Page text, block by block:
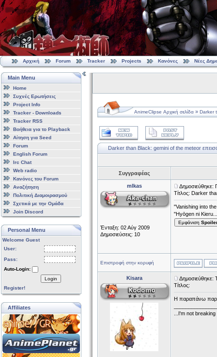
Αρχική Forum Tracker Projects Κανόνες Νέες
Main Menu
Home
Συχνές Ερωτήσεις
Project Info
Tracker - Downloads
Tracker RSS
Βοήθεια για το Playback
Αίτηση για Seed
Forum
English Forum
Irc Chat
Web radio
Κανόνες του Forum
Αναζήτηση
Πολιτική Διαμοιρασμού
Σχετικά με την Ομάδα
Join Discord
Personal Menu
Welcome Guest
User:
Pass:
Auto-Login:
Login
Register!
Affiliates
AnimeClipse Αρχική σελίδα » Darker
Darker than Black: gemini of the meteor
Συγγραφέας
mlkas
Ένταξη: 02 Αύγ 2009
Δημοσιεύσεις: 10
Δημοσιεύθηκε:
Τίτλος: Darker
"Vanishing into
"Hyōgen ni
Εμφάνιση
Επιστροφή στην κορυφή
Kisara
Δημοσιεύθηκε:
Τίτλος:
Η παραπάνω
...I'm not